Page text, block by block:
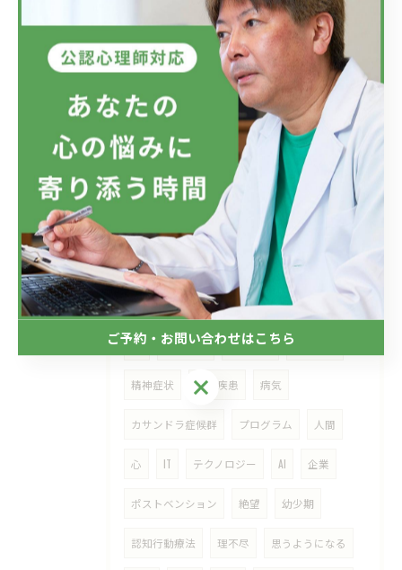
自殺 自殺願望 適応障害
メンタルケア 仕事 会社
ラインによるケア メンタルヘルス対策
メンタルヘルス 愛情 希死念慮
マズロー リモートカウンセリング
コミュニケーション
アスペルガー症候群 SLD ADHD
障害 老年期 エリクソンの発達課題
AC 不全家庭 愛着障害
精神症状 精神疾患 病気
カサンドラ症候群 プログラム 人間
心 IT テクノロジー AI 企業
ポストベンション 絶望 幼少期
認知行動療法 理不尽 思うようになる
ご予約・お問い合わせはこちら
ご予約・お問い合わせはこちら